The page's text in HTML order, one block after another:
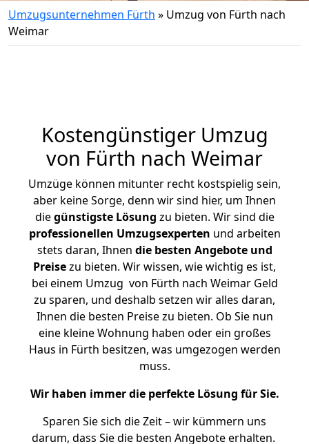
Umzugsunternehmen Fürth » Umzug von Fürth nach
Weimar
Kostengünstiger Umzug
von Fürth nach Weimar
Umzüge können mitunter recht kostspielig sein,
aber keine Sorge, denn wir sind hier, um Ihnen
diegünstigste Lösung zu bieten. Wir sind die
professionellen Umzugsexperten und arbeiten
stets daran, Ihnen die besten Angebote und
Preisezu bieten. Wir wissen, wie wichtig es ist,
bei einem Umzug von Fürth nach Weimar Geld
zu sparen, und deshalb setzen wir alles daran,
Ihnen die besten Preise zu bieten. Ob Sie nun
eine kleine Wohnung haben oder ein großes
Haus in Fürth besitzen, was umgezogen werden
muss.
Wir haben immer die perfekte Lösung für Sie.
Sparen Sie sich die Zeit – wir kümmern uns
darum, dass Sie die besten Angebote erhalten.